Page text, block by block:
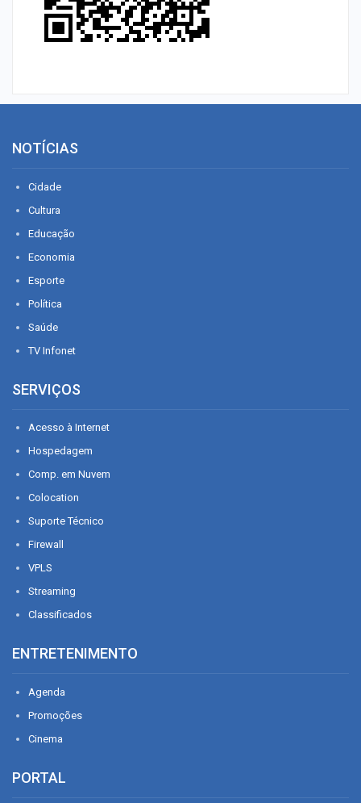
NOTÍCIAS
Cidade
Cultura
Educação
Economia
Esporte
Política
Saúde
TV Infonet
SERVIÇOS
Acesso à Internet
Hospedagem
Comp. em Nuvem
Colocation
Suporte Técnico
Firewall
VPLS
Streaming
Classificados
ENTRETENIMENTO
Agenda
Promoções
Cinema
PORTAL